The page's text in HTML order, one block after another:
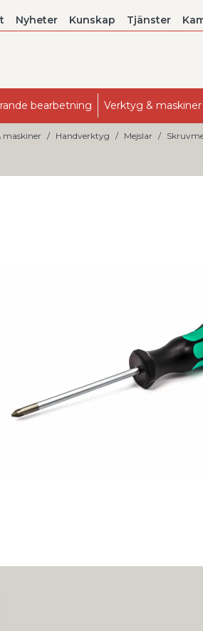
Nyheter Kunskap Tjänster
bearbetning Verktyg & maskiner
maskiner Handverktyg Mejslar